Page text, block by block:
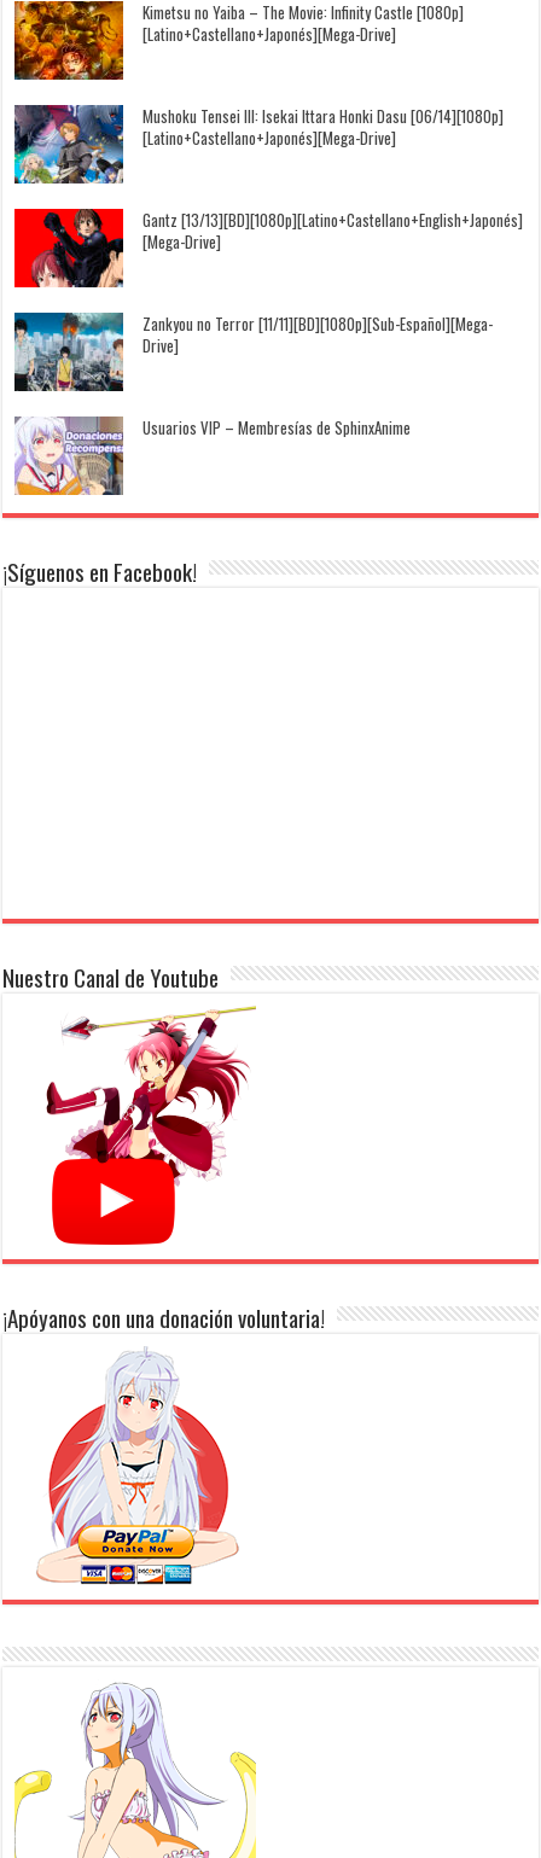
Kimetsu no Yaiba – The Movie: Infinity Castle [1080p]
[Latino+Castellano+Japonés][Mega-Drive]
Mushoku Tensei III: Isekai Ittara Honki Dasu [06/14][1080p]
[Latino+Castellano+Japonés][Mega-Drive]
Gantz [13/13][BD][1080p][Latino+Castellano+English+Japonés]
[Mega-Drive]
Zankyou no Terror [11/11][BD][1080p][Sub-Español][Mega-
Drive]
Usuarios VIP – Membresías de SphinxAnime
¡Síguenos en Facebook!
Nuestro Canal de Youtube
¡Apóyanos con una donación voluntaria!